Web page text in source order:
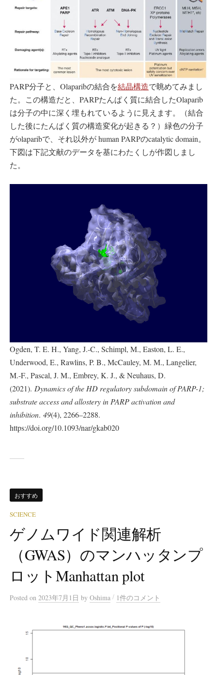
PARP分子と、Olaparibの結合を結晶構造で眺めてみまし
た。この構造だと、PARPたんぱく質に結合したOlaparib
は分子の中に深く埋もれているように見えます。（結合
した後にたんぱく質の構造変化が起きる？）緑色の分子
がolaparibで、それ以外が human PARPのcatalytic domain。
下図は下記文献のデータを基にわたくしが作図しまし
た。
Ogden, T. E. H., Yang, J.-C., Schimpl, M., Easton, L. E.,
Underwood, E., Rawlins, P. B., McCauley, M. M., Langelier,
M.-F., Pascal, J. M., Embrey, K. J., & Neuhaus, D.
(2021). Dynamics of the HD regulatory subdomain of PARP-1;
substrate access and allostery in PARP activation and
inhibition. 49(4), 2266–2288.
https://doi.org/10.1093/nar/gkab020
おすすめ
SCIENCE
ゲノムワイド関連解析
（GWAS）のマンハッタンプ
ロットManhattan plot
Posted on 2023年7月1日 by Oshima / 1件のコメント